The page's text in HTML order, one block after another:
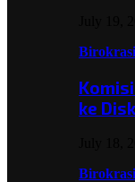
Birokrasi
ke
Birokrasi